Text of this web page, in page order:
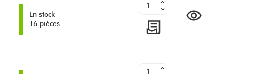
En stock
16 pièces